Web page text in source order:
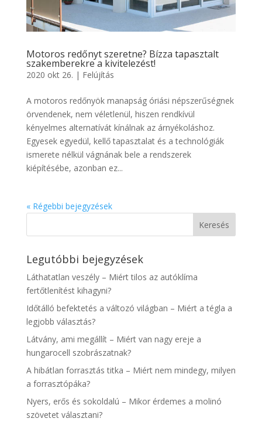
Motoros redőnyt szeretne? Bízza tapasztalt
szakemberekre a kivitelezést!
2020 okt 26. | Felújítás
A motoros redőnyök manapság óriási népszerűségnek
örvendenek, nem véletlenül, hiszen rendkívül
kényelmes alternatívát kínálnak az árnyékoláshoz.
Egyesek egyedül, kellő tapasztalat és a technológiák
ismerete nélkül vágnának bele a rendszerek
kiépítésébe, azonban ez...
« Régebbi bejegyzések
Legutóbbi bejegyzések
Láthatatlan veszély – Miért tilos az autóklíma
fertőtlenítést kihagyni?
Időtálló befektetés a változó világban – Miért a tégla a
legjobb választás?
Látvány, ami megállít – Miért van nagy ereje a
hungarocell szobrászatnak?
A hibátlan forrasztás titka – Miért nem mindegy, milyen
a forrasztópáka?
Nyers, erős és sokoldalú – Mikor érdemes a molinó
szövetet választani?